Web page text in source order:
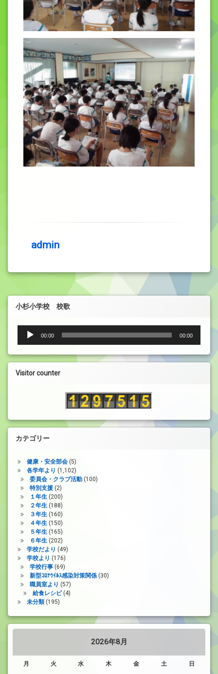
admin
小杉小学校 校歌
プ
レ
ー
ヤ
00:00 00:00
Visitor counter
カテゴリー
健康・安全部会(5)
各学年より (1,102)
委員会・クラブ活動(100)
特別支援(2)
１年生(200)
２年生(188)
３年生(160)
４年生(150)
５年生(165)
６年生(202)
学校だより (49)
学校より (176)
学校行事(69)
新型ｺﾛﾅｳｲﾙｽ感染対策関係(30)
職員室より (57)
給食レシピ(4)
未分類(195)
2026年8月
月 火 水 木 金 土 日